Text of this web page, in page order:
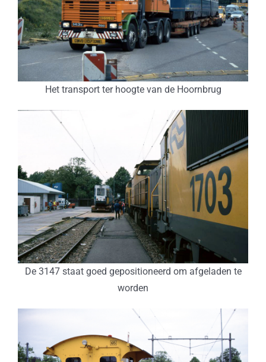
Het transport ter hoogte van de Hoornbrug
De 3147 staat goed gepositioneerd om afgeladen te
worden